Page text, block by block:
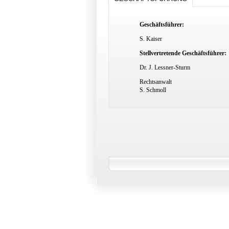
Geschäftsführer:
S. Kaiser
Stellvertretende Geschäftsführer:
Dr. J. Lessner-Sturm
Rechtsanwalt
S. Schmoll